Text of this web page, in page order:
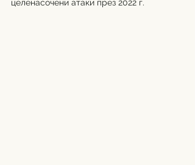
целенасочени атаки през 2022 г.